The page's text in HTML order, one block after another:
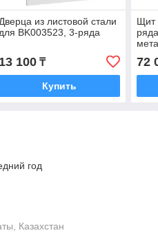
из листовой стали
BK003523, 3-ряда
13 100₸
Купить
Щит
72
год
Казахстан